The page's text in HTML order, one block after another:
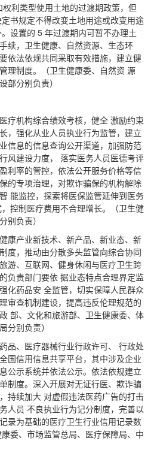
利类型使用土地的过渡期政策，但
书规定不得改变土地用途或改变用途
设置的 5 年过渡期内可暂不办理土
续，卫生健康、自然资源、生态环
依法依规共同采取有效措施，建立健
理制度。（卫生健康委、自然资 源
部分别负责）
疗机构综合绩效考核，健全 激励约束
，强化从业人员执业行为监管，建立
信息的信息查询公开渠道，加强防范
风建设力度， 落实医务人员医德考评
利率的管控，依法公开服务价格等信
的专项治理，对欺诈骗保的机构解除
能监控，探索将医保监管延伸到医务
控制医疗费用不合理增长。（卫生健
别负责）
康产业新技术、新产品、新业态、新
度，推动由分散多头监管向综合协同
游、互联网、健身休闲与医疗卫生跨
负责部门要依 据业态特点合理界定监
化药品安 全监管，切实保障人民群众
审查机制建设，提高违反伦理规范的
部、文化和旅游部、卫生健康委、体
分别负责）
品、医疗器械行业行政许可、 行政处
国信用信息共享平台，其中涉及企业
公示系统并依法公示。依法依规建立
制度。深入开展对无证行医、欺诈骗
持续加大 对虚假违法医药广告的打击
人员 不良执业行为记分制度，完善以
录为基础的医疗卫生行业信用记录数
委、市场监管总局、医疗保障局、中